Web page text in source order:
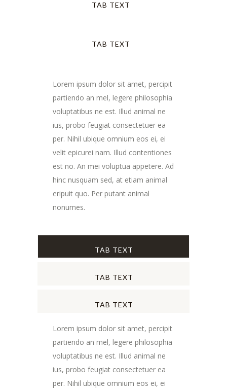
TAB TEXT
TAB TEXT
Lorem ipsum dolor sit amet, percipit
partiendo an mel, legere philosophia
voluptatibus ne est. Illud animal ne
ius, probo feugiat consectetuer ea
per. Nihil ubique omnium eos ei, ei
velit epicurei nam. Illud contentiones
est no. An mei voluptua appetere. Ad
hinc nusquam sed, at etiam animal
eripuit quo. Per putant animal
nonumes.
TAB TEXT
TAB TEXT
TAB TEXT
Lorem ipsum dolor sit amet, percipit
partiendo an mel, legere philosophia
voluptatibus ne est. Illud animal ne
ius, probo feugiat consectetuer ea
per. Nihil ubique omnium eos ei, ei